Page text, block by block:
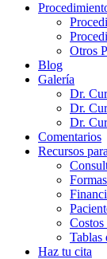
Otros
Blog
Galería
Dr.
Dr.
Dr.
Comentarios
Recursos
Tablas
Haz tu cita